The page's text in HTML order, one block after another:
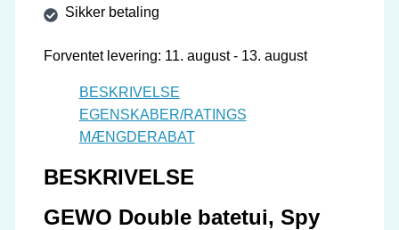
antalSikker betaling
Forventet levering: 11. august - 13. august
BESKRIVELSE
EGENSKABER/RATINGS
MÆNGDERABAT
BESKRIVELSE
GEWO Double batetui, Spy